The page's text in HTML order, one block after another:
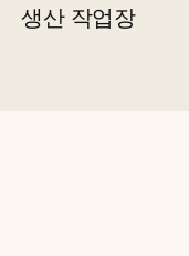
생산 작업장